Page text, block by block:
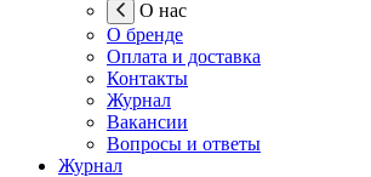
О нас
О бренде
Оплата и доставка
Контакты
Журнал
Вакансии
Вопросы и ответы
Журнал